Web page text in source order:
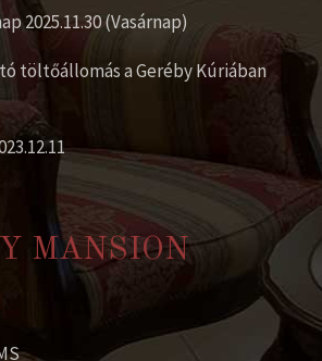
2025.11.30 (Vasárnap)
töltőállomás a Geréby Kúriában
MANSION